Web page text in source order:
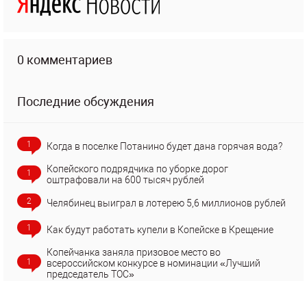
0 комментариев
Последние обсуждения
1 Когда в поселке Потанино будет дана горячая вода?
1
Копейского подрядчика по уборке дорог
оштрафовали на 600 тысяч рублей
2 Челябинец выиграл в лотерею 5,6 миллионов рублей
1 Как будут работать купели в Копейске в Крещение
1
Копейчанка заняла призовое место во
всероссийском конкурсе в номинации «Лучший
председатель ТОС»